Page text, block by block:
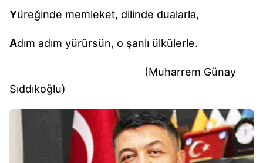
Yüreğinde memleket, dilinde dualarla,
Adım adım yürürsün, o şanlı ülkülerle.
(Muharrem Günay
Sıddıkoğlu)